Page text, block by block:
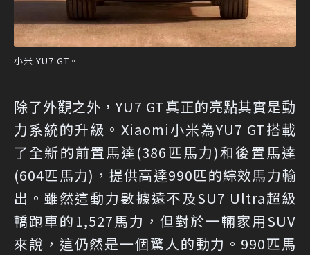
小米 YU7 GT。
除了外觀之外，YU7 GT真正的亮點其實是動
力系統的升級。Xiaomi小米為YU7 GT搭載
了全新的前置馬達(386匹馬力)和後置馬達
(604匹馬力)，提供高達990匹的綜效馬力輸
出。雖然這動力數據遠不及SU7 Ultra超級
轎跑車的1,527馬力，但對於一輛家用SUV
來說，這仍然是一個驚人的動力。990匹馬